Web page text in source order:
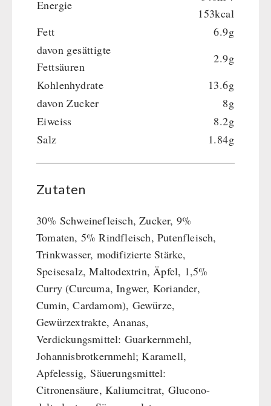
Energie
153kcal
Fett
6.9g
davon gesättigte
Fettsäuren
2.9g
Kohlenhydrate
13.6g
davon Zucker
8g
Eiweiss
8.2g
Salz
1.84g
Zutaten
30% Schweinefleisch, Zucker, 9%
Tomaten, 5% Rindfleisch, Putenfleisch,
Trinkwasser, modifizierte Stärke,
Speisesalz, Maltodextrin, Äpfel, 1,5%
Curry (Curcuma, Ingwer, Koriander,
Cumin, Cardamom), Gewürze,
Gewürzextrakte, Ananas,
Verdickungsmittel: Guarkernmehl,
Johannisbrotkernmehl; Karamell,
Apfelessig, Säuerungsmittel:
Citronensäure, Kaliumcitrat, Glucono-